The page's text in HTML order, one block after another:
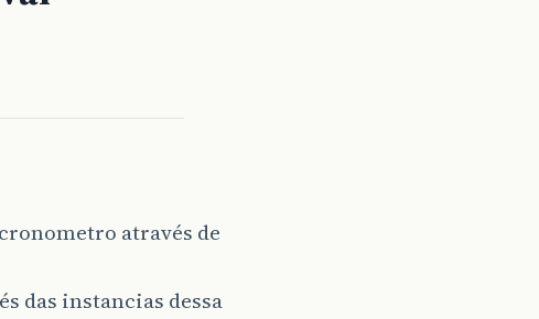
através de
das instancias dessa